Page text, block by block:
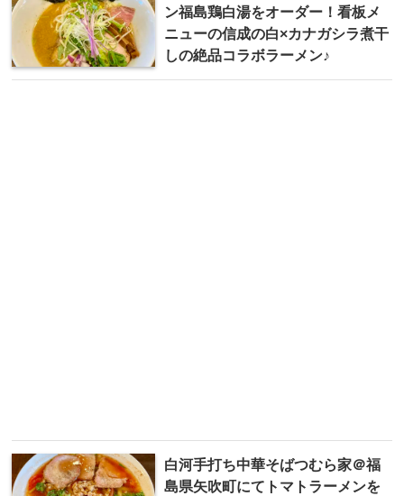
ン福島鶏白湯をオーダー！看板メ
ニューの信成の白×カナガシラ煮干
しの絶品コラボラーメン♪
白河手打ち中華そばつむら家＠福
島県矢吹町にてトマトラーメンを